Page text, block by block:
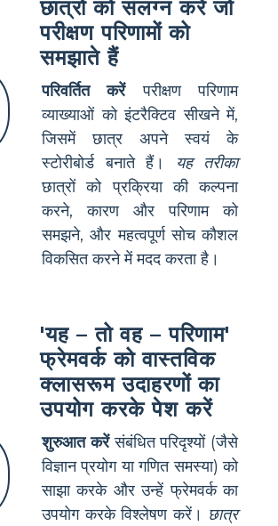
छात्रों को संलग्न करें जो
परीक्षण परिणामों को
समझाते हैं
परिवर्तित करेंपरीक्षण परिणाम
व्याख्याओं को इंटरैक्टिव सीखने में,
जिसमें छात्र अपने स्वयं के
स्टोरीबोर्ड बनाते हैं।
यह तरीका
छात्रों को प्रक्रिया की कल्पना
करने, कारण और परिणाम को
समझने, और महत्वपूर्ण सोच कौशल
विकसित करने में मदद करता है।
'यह – तो वह – परिणाम'
फ्रेमवर्क को वास्तविक
क्लासरूम उदाहरणों का
उपयोग करके पेश करें
शुरुआत करेंसंबंधित परिदृश्यों (जैसे
विज्ञान प्रयोग या गणित समस्या) को
साझा करके और उन्हें फ्रेमवर्क का
उपयोग करके विश्लेषण करें। छात्र